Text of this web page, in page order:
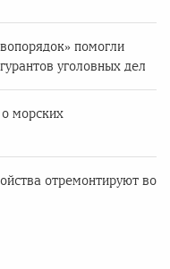
помогли
уголовных дел
морских
отремонтируют во